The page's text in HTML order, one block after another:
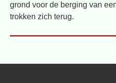
grond voor de berging van
trokken zich terug.